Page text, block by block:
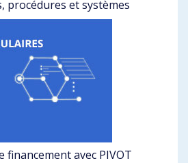
procédures et systèmes
financement avec PIVOT